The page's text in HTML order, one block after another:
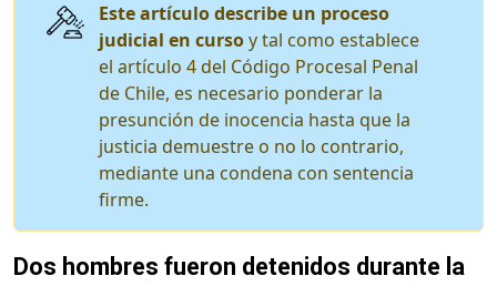
Este artículo describe un proceso
judicial en cursoy tal como establece
el artículo 4 del Código Procesal Penal
de Chile, es necesario ponderar la
presunción de inocencia hasta que la
justicia demuestre o no lo contrario,
mediante una condena con sentencia
firme.
Dos hombres fueron detenidos durante la